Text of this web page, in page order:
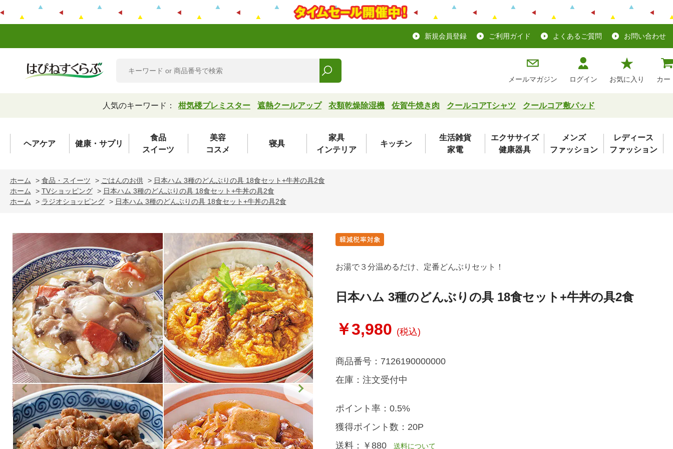
新規会員登録 ご利用ガイド よくあるご質問 お問い合わせ
メールマガジン ログイン お気に入り カー
人気のキーワード： 柑気楼プレミスター 遮熱クールアップ 衣類乾燥除湿機 佐賀牛焼き肉 クールコアTシャツ クールコア敷パッド
ヘアケア 健康・サプリ
食品
スイーツ
美容
コスメ
寝具
家具
インテリア
キッチン
生活雑貨
家電
エクササイズ
健康器具
メンズ
ファッション
レディース
ファッション
ホーム > 食品・スイーツ > ごはんのお供 > 日本ハム 3種のどんぶりの具 18食セット+牛丼の具2食
ホーム
> TVショッピング > 日本ハム 3種のどんぶりの具 18食セット+牛丼の具2食
ホーム
> ラジオショッピング > 日本ハム 3種のどんぶりの具 18食セット+牛丼の具2食
お湯で３分温めるだけ、定番どんぶりセット！
日本ハム 3種のどんぶりの具 18食セット+牛丼の具2食
￥3,980 (税込)
商品番号： 7126190000000
在庫： 注文受付中
ポイント率： 0.5%
獲得ポイント数： 20P
送料： ￥880送料について